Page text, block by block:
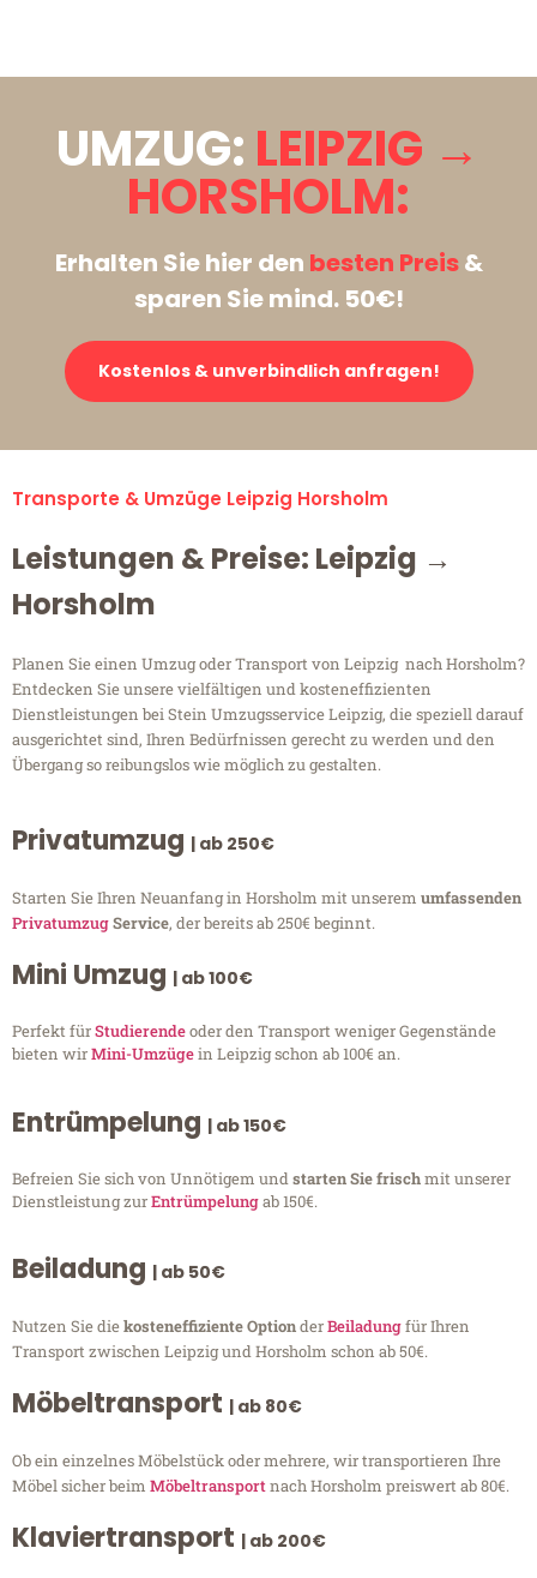
UMZUG: LEIPZIG →
HORSHOLM:
Erhalten Sie hier den besten Preis&
sparen Sie mind. 50€!
Kostenlos & unverbindlich anfragen!
Transporte & Umzüge Leipzig Horsholm
Leistungen & Preise: Leipzig →
Horsholm
Planen Sie einen Umzug oder Transport von Leipzig nach Horsholm?
Entdecken Sie unsere vielfältigen und kosteneffizienten
Dienstleistungen bei Stein Umzugsservice Leipzig, die speziell darauf
ausgerichtet sind, Ihren Bedürfnissen gerecht zu werden und den
Übergang so reibungslos wie möglich zu gestalten.
Privatumzug | ab 250€
Starten Sie Ihren Neuanfang in Horsholm mit unserem umfassenden
PrivatumzugService, der bereits ab 250€ beginnt.
Mini Umzug | ab 100€
Perfekt fürStudierendeoder den Transport weniger Gegenstände
bieten wirMini-Umzügein Leipzig schon ab 100€ an.
Entrümpelung | ab 150€
Befreien Sie sich von Unnötigem undstarten Sie frischmit unserer
Dienstleistung zurEntrümpelungab 150€.
Beiladung | ab 50€
Nutzen Sie diekosteneffiziente OptionderBeiladungfür Ihren
Transport zwischen Leipzig und Horsholm schon ab 50€.
Möbeltransport | ab 80€
Ob ein einzelnes Möbelstück oder mehrere, wir transportieren Ihre
Möbel sicher beim Möbeltransportnach Horsholm preiswert ab 80€.
Klaviertransport | ab 200€